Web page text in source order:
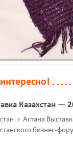
Казахстан —
г. Астана
бизнес-